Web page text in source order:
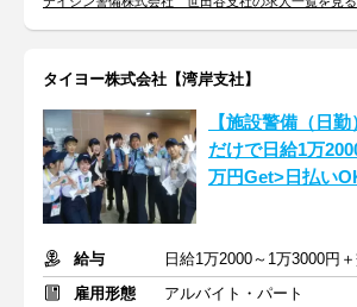
タイヨー株式会社【湾岸支社】
【施設警備（日
だけで日給1万
万円Get>日払い
給与
日給1万2000～1万3000円
雇用形態
アルバイト・パート